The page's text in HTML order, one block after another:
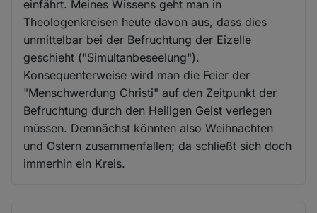
einfährt. Meines Wissens geht man in
Theologenkreisen heute davon aus, dass dies
unmittelbar bei der Befruchtung der Eizelle
geschieht ("Simultanbeseelung").
Konsequenterweise wird man die Feier der
"Menschwerdung Christi" auf den Zeitpunkt der
Befruchtung durch den Heiligen Geist verlegen
müssen. Demnächst könnten also Weihnachten
und Ostern zusammenfallen; da schließt sich doch
immerhin ein Kreis.